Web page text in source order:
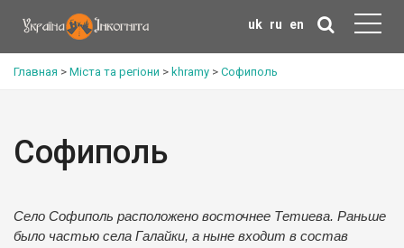
uk ru en
Главная > Міста та регіони > khramy > Софиполь
Софиполь
Село Софиполь расположено восточнее Тетиева. Раньше
было частью села Галайки, а ныне входит в состав